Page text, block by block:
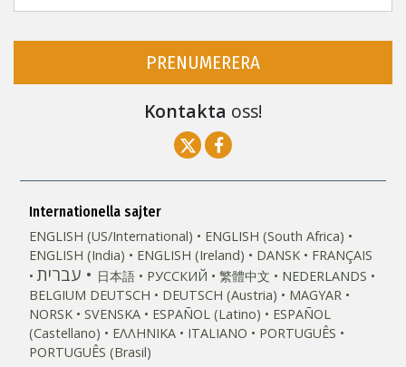
PRENUMERERA
Kontakta oss!
Internationella sajter
ENGLISH (US/International)
ENGLISH (South Africa)
ENGLISH (India)
ENGLISH (Ireland) DANSK FRANÇAIS
עברית 日本語 РУССКИЙ 繁體中文
NEDERLANDS
BELGIUM DEUTSCH DEUTSCH (Austria)
MAGYAR
NORSK
SVENSKA ESPAÑOL (Latino)
ESPAÑOL
(Castellano)
ΕΛΛΗΝΙΚA ITALIANO
PORTUGUÊS
PORTUGUÊS (Brasil)‎